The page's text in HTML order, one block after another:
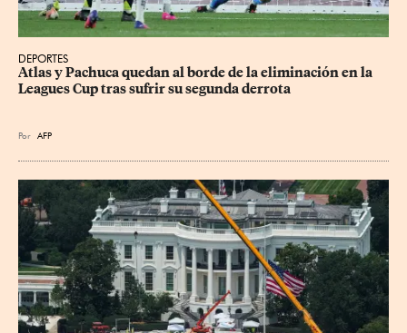
DEPORTES
Atlas y Pachuca quedan al borde de la eliminación en la
Leagues Cup tras sufrir su segunda derrota
Por AFP